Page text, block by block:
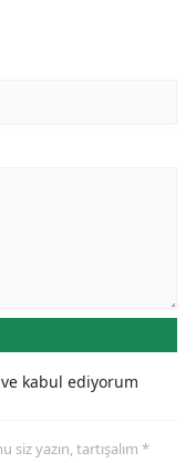
kabul ediyorum
yazın, tartışalım *